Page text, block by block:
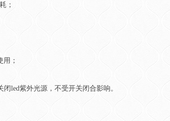
；
；
led紫外光源，不受开关闭合影响。